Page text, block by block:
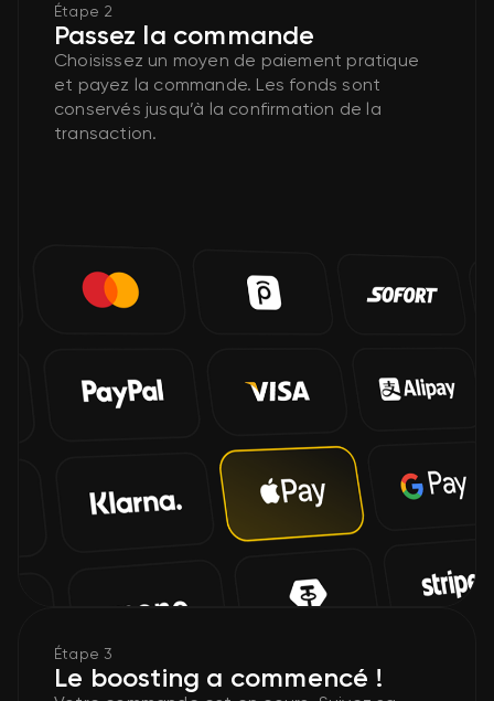
Étape 2
Passez la commande
Choisissez un moyen de paiement pratique
et payez la commande. Les fonds sont
conservés jusqu’à la confirmation de la
transaction.
Étape 3
Le boosting a commencé !